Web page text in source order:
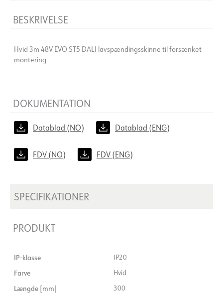
BESKRIVELSE
Hvid 3m 48V EVO ST5 DALI lavspændingsskinne til forsænket
montering
DOKUMENTATION
Datablad (NO) Datablad (ENG)
FDV (NO) FDV (ENG)
SPECIFIKATIONER
PRODUKT
IP-klasse IP20
Farve Hvid
Længde [mm] 300